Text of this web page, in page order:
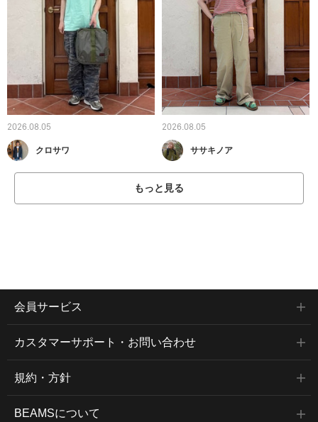
2026.08.05
クロサワ
2026.08.05
ササキノア
もっと見る
会員サービス
カスタマーサポート・お問い合わせ
規約・方針
BEAMSについて